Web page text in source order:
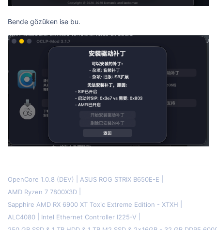
Bende gözüken ise bu.
OpenCore 1.0.8 (DEV)
ASUS ROG STRIX B650E-E
AMD Ryzen 7 7800X3D
Sapphire AMD RX 6900 XT Toxic Extreme Edition - XTXH
ALC4080
Intel Ethernet Controller I225-V